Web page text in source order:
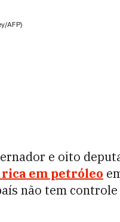
AFP)
e oito
em petróleo
não tem